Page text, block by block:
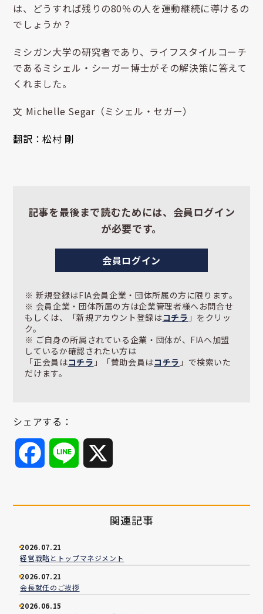
は、どうすれば残りの80％の人を運動継続に導けるの
でしょうか？
ミシガン大学の研究者であり、ライフスタイルコーチ
であるミシェル・シーガー博士がその解決策に答えて
くれました。
文 Michelle Segar（ミシェル・セガー）
翻訳：松村 剛
記事を最後まで読むためには、会員ログイン
が必要です。
会員ログイン
※ 新規登録はFIA会員企業・団体所属の方に限ります。
※ 会員企業・団体所属の方は企業管理者様へお問合せ
もしくは、「新規アカウント登録はコチラ 」をクリッ
ク。
※ ご自身の所属されている企業・団体が、FIAへ加盟
しているか確認されたい方は
「正会員はコチラ 」「賛助会員はコチラ 」で検索いた
だけます。
シェアする：
Facebook Line
関連記事
2026.07.21
経営戦略とトップマネジメント
2026.07.21
会長就任のご挨拶
2026.06.15